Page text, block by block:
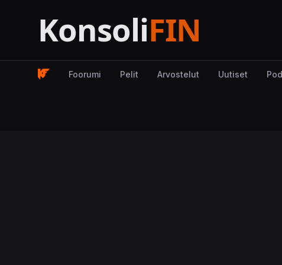
Foorumi Pelit Arvostelut Uutiset